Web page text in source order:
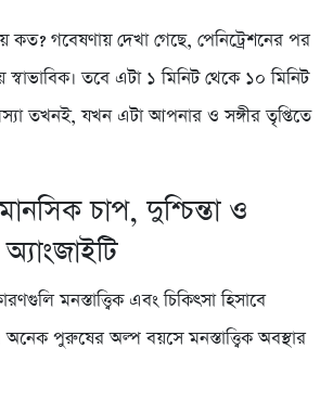
কত? গবেষণায় দেখা গেছে, পেনিট্রেশনের পর
তবে এটা ১ মিনিট থেকে ১০ মিনিট
তখনই, যখন এটা আপনার ও সঙ্গীর তৃপ্তিতে
চাপ, দুশ্চিন্তা ও
মনস্তাত্ত্বিক এবং চিকিৎসা হিসাবে
অনেক পুরুষের অল্প বয়সে মনস্তাত্ত্বিক অবস্থার